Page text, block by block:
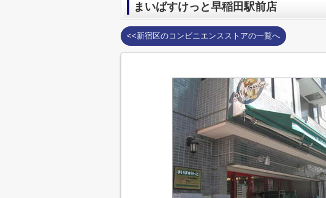
まいばすけっと早稲田駅前店
<<新宿区のコンビニエンスストアの一覧へ